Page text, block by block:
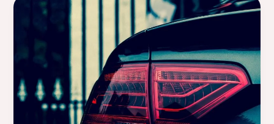
parfum
comment
bien
choisir